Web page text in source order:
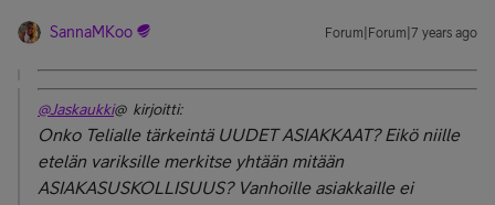
SannaMKoo Forum|Forum|7 years ago
@Jaskaukki@ kirjoitti:
Onko Telialle tärkeintä UUDET ASIAKKAAT? Eikö niille
etelän variksille merkitse yhtään mitään
ASIAKASUSKOLLISUUS? Vanhoille asiakkaille ei